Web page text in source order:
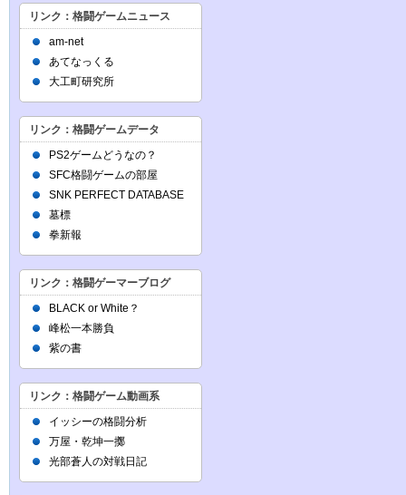
リンク：格闘ゲームニュース
am-net
あてなっくる
大工町研究所
リンク：格闘ゲームデータ
PS2ゲームどうなの？
SFC格闘ゲームの部屋
SNK PERFECT DATABASE
墓標
拳新報
リンク：格闘ゲーマーブログ
BLACK or White？
峰松一本勝負
紫の書
リンク：格闘ゲーム動画系
イッシーの格闘分析
万屋・乾坤一擲
光部蒼人の対戦日記